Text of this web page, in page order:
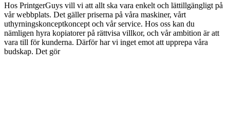
Hos PrintgerGuys vill vi att allt ska vara enkelt och lättillgängligt på
vår webbplats. Det gäller priserna på våra maskiner, vårt
uthyrningskonceptkoncept och vår service. Hos oss kan du
nämligen hyra kopiatorer på rättvisa villkor, och vår ambition är att
vara till för kunderna. Därför har vi inget emot att upprepa våra
budskap. Det gör